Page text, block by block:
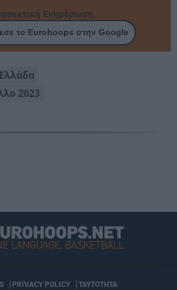
Ενημέρωση.
το Eurohoops στην Google
Ελλάδα
2023
PRIVACY POLICY ΤΑΥΤΟΤΗΤΑ